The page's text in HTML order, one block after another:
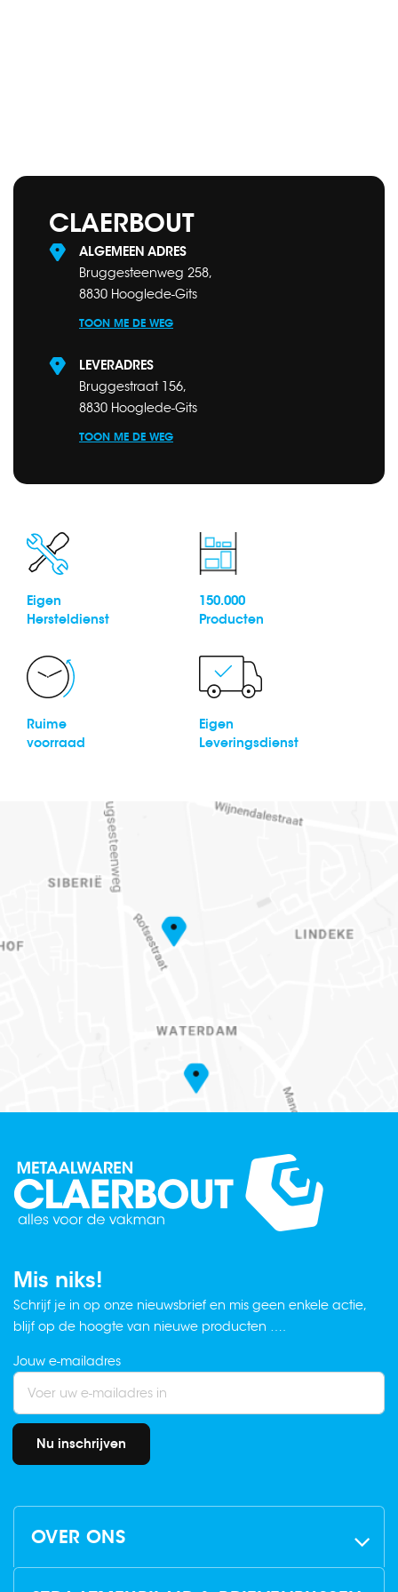
CLAERBOUT
ALGEMEEN ADRES
Bruggesteenweg 258,
8830 Hooglede-Gits
TOON ME DE WEG
LEVERADRES
Bruggestraat 156,
8830 Hooglede-Gits
TOON ME DE WEG
Eigen
Hersteldienst
150.000
Producten
Ruime
voorraad
Eigen
Leveringsdienst
Mis niks!
Schrijf je in op onze nieuwsbrief en mis geen enkele actie,
blijf op de hoogte van nieuwe producten ….
Jouw e-mailadres
Nu inschrijven
OVER ONS